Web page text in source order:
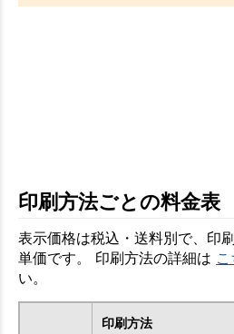
印刷方法ごとの料金表
表示価格は税込・送料別で、印
単価です。 印刷方法の詳細は
い。
印刷方法